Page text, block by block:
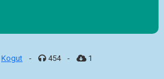
Kogut - 454 - 1